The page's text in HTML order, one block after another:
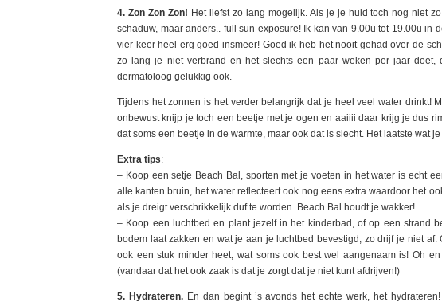
4. Zon Zon Zon! Het liefst zo lang mogelijk. Als je je huid toch nog niet
schaduw, maar anders.. full sun exposure! Ik kan van 9.00u tot 19.00u in
vier keer heel erg goed insmeer! Goed ik heb het nooit gehad over de
zo lang je niet verbrand en het slechts een paar weken per jaar
dermatoloog gelukkig ook.
Tijdens het zonnen is het verder belangrijk dat je heel veel water drinkt!
onbewust knijp je toch een beetje met je ogen en aaiiii daar krijg je dus
dat soms een beetje in de warmte, maar ook dat is slecht. Het laatste wat
Extra tips:
– Koop een setje Beach Bal, sporten met je voeten in het water is echt
alle kanten bruin, het water reflecteert ook nog eens extra waardoor het
als je dreigt verschrikkelijk duf te worden. Beach Bal houdt je wakker!
– Koop een luchtbed en plant jezelf in het kinderbad, of op een strand
bodem laat zakken en wat je aan je luchtbed bevestigd, zo drijf je niet
ook een stuk minder heet, wat soms ook best wel aangenaam is! Oh
(vandaar dat het ook zaak is dat je zorgt dat je niet kunt afdrijven!)
5. Hydrateren. En dan begint ’s avonds het echte werk, het